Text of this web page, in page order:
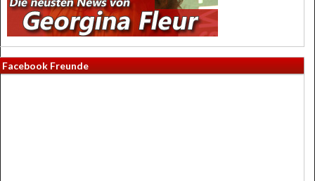
Facebook Freunde